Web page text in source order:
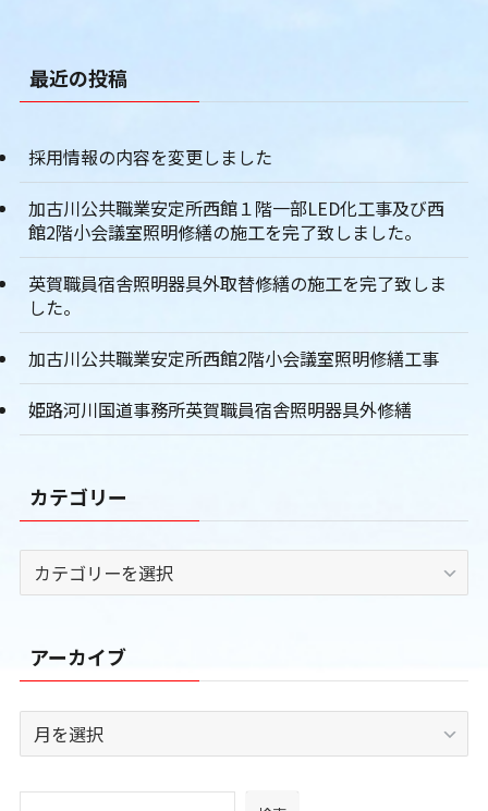
最近の投稿
採用情報の内容を変更しました
加古川公共職業安定所西館１階一部LED化工事及び西
館2階小会議室照明修繕の施工を完了致しました。
英賀職員宿舎照明器具外取替修繕の施工を完了致しま
した。
加古川公共職業安定所西館2階小会議室照明修繕工事
姫路河川国道事務所英賀職員宿舎照明器具外修繕
カテゴリー
テ
リ
ー
アーカイブ
ー